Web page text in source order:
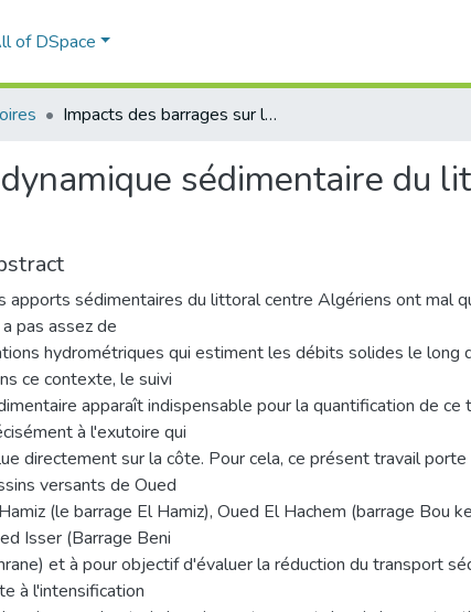
of DSpace
Impacts des barrages sur la dynamique sédimentaire du littoral centre Algérien
sédimentaire du
apports sédimentaires du littoral centre Algériens ont mal
a pas assez de
hydrométriques qui estiment les débits solides le long
ce contexte, le suivi
apparaît indispensable pour la quantification de ce
à l'exutoire qui
directement sur la côte. Pour cela, ce présent travail
versants de Oued
(le barrage El Hamiz), Oued El Hachem (barrage Bou
Isser (Barrage Beni
et à pour objectif d'évaluer la réduction du transport
à l'intensification